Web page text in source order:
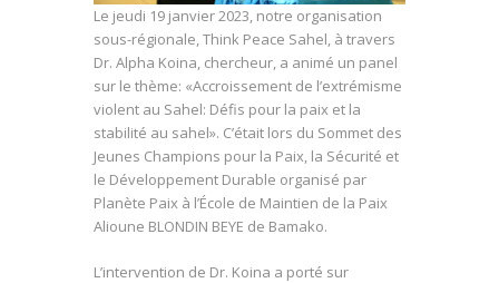
Le jeudi 19 janvier 2023, notre organisation
sous-régionale, Think Peace Sahel, à travers
Dr. Alpha Koina, chercheur, a animé un panel
sur le thème: «Accroissement de l’extrémisme
violent au Sahel: Défis pour la paix et la
stabilité au sahel». C’était lors du Sommet des
Jeunes Champions pour la Paix, la Sécurité et
le Développement Durable organisé par
Planète Paix à l’École de Maintien de la Paix
Alioune BLONDIN BEYE de Bamako.
L’intervention de Dr. Koina a porté sur